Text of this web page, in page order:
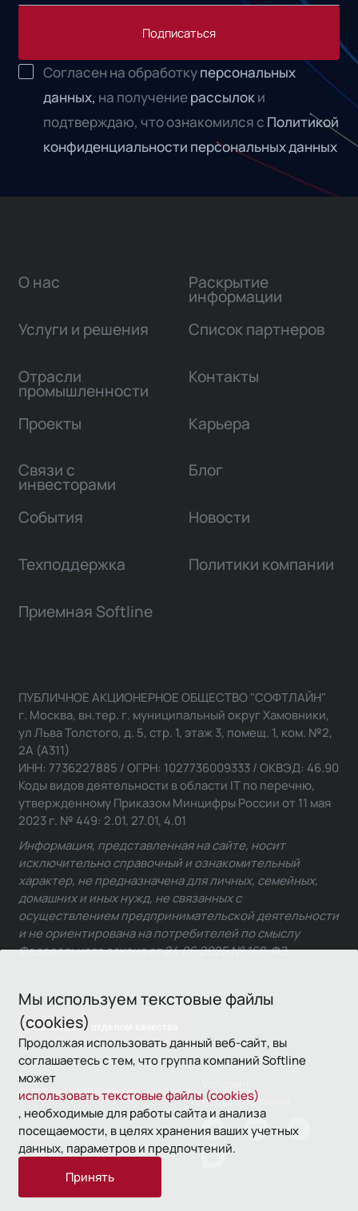
Подписаться
Согласен на обработкуперсональных
данных, на получениерассылоки
подтверждаю, что ознакомился с Политикой
конфиденциальности персональных данных
Мы используем текстовые файлы
(cookies)
Продолжая использовать данный веб-сайт, вы
соглашаетесь с тем, что группа компаний Softline
может
использовать текстовые файлы (cookies)
, необходимые для работы сайта и анализа
посещаемости, в целях хранения ваших учетных
данных, параметров и предпочтений.
Принять
О нас
Услуги и решения
Отрасли
промышленности
Проекты
Связи с
инвесторами
Раскрытие
информации
Список партнеров
Контакты
Карьера
Блог
События Новости
Техподдержка Политики компании
Приемная Softline
Связаться с отделом качества
ПУБЛИЧНОЕ АКЦИОНЕРНОЕ ОБЩЕСТВО "СОФТЛАЙН"
г. Москва, вн.тер. г. муниципальный округ Хамовники,
ул Льва Толстого, д. 5, стр. 1, этаж 3, помещ. 1, ком. №2,
2А (А311)
ИНН: 7736227885 / ОГРН: 1027736009333 / ОКВЭД: 46.90
Коды видов деятельности в области IT по перечню,
утвержденному Приказом Минцифры России от 11 мая
2023 г. № 449: 2.01, 27.01, 4.01
Информация, представленная на сайте, носит
исключительно справочный и ознакомительный
характер, не предназначена для личных, семейных,
домашних и иных нужд, не связанных с
осуществлением предпринимательской деятельности
и не ориентирована на потребителей по смыслу
Федерального закона от 24.06.2025 № 168-ФЗ.
© 1993—2026 Softline
использования
Политика
конфиденциальности